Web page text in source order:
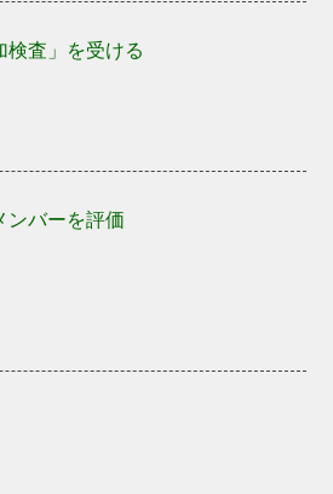
査」を受ける
ンバーを評価